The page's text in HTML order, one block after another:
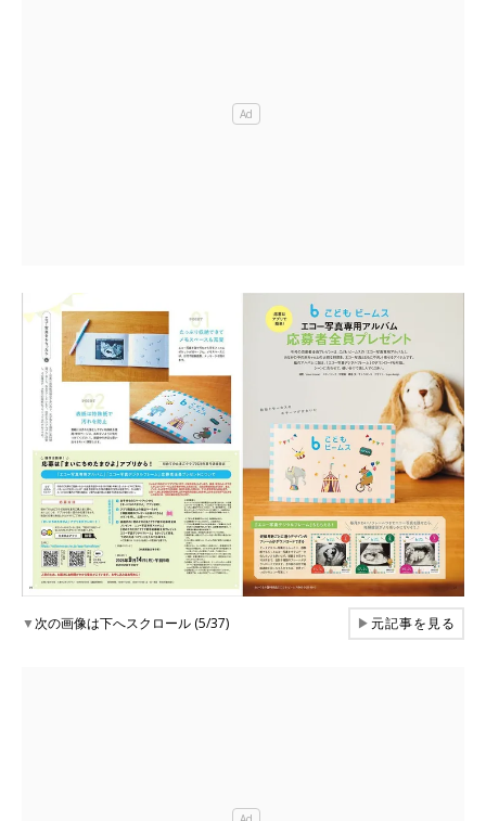
▼次の画像は下へスクロール (5/37) ▶元記事を見る